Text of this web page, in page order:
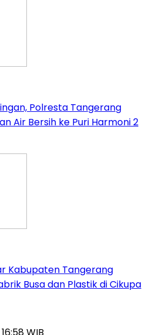
Polresta Tangerang
Air Bersih ke Puri Harmoni 2
Kabupaten Tangerang
Busa dan Plastik di Cikupa
WIB